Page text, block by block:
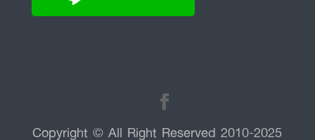
Copyright © All Right Reserved 2010-2025